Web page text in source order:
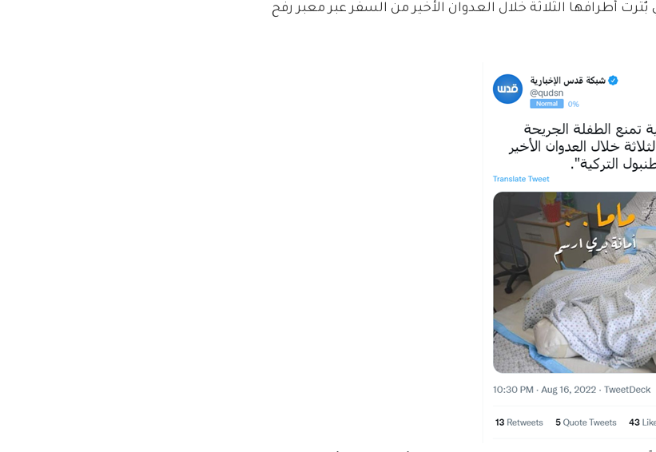
أطرافها الثلاثة خلال العدوان الأخير من السفر عبر معبر رفح